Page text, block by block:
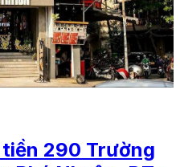
tiền 290 Trường